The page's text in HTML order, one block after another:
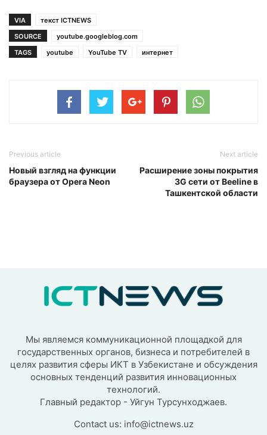
VIA
текст ICTNEWS
SOURCE
youtube.googleblog.com
TAGS
youtube YouTube TV интернет
Previous article
Новый взгляд на функции
браузера от Opera Neon
Next article
Расширение зоны покрытия
3G сети от Beeline в
Ташкентской области
Мы являемся коммуникационной площадкой для
государственных органов, бизнеса и потребителей в
целях развития сферы ИКТ в Узбекистане и обсуждения
основных тенденций развития инновационных
технологий.
Главный редактор - Уйгун Турсунходжаев.
Contact us: info@ictnews.uz